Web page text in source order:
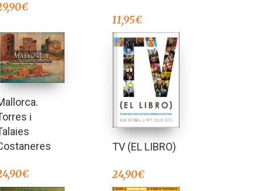
€
11,95€
i
€
TV (EL LIBRO)
24,90€